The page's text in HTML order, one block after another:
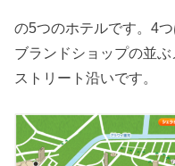
の5つのホテルです。4
ブランドショップの並
ストリート沿いです。